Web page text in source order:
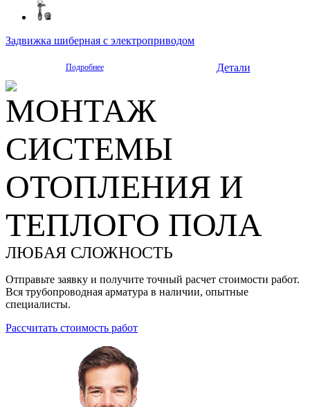
Задвижка шиберная с электроприводом
Подробнее Детали
МОНТАЖ
СИСТЕМЫ
ОТОПЛЕНИЯ И
ТЕПЛОГО ПОЛА
ЛЮБАЯ СЛОЖНОСТЬ
Отправьте заявку и получите точный расчет стоимости работ.
Вся трубопроводная арматура в наличии, опытные
специалисты.
Рассчитать стоимость работ